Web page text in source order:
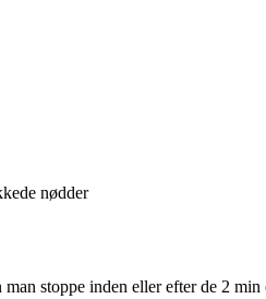
nødder
stoppe inden eller efter de 2